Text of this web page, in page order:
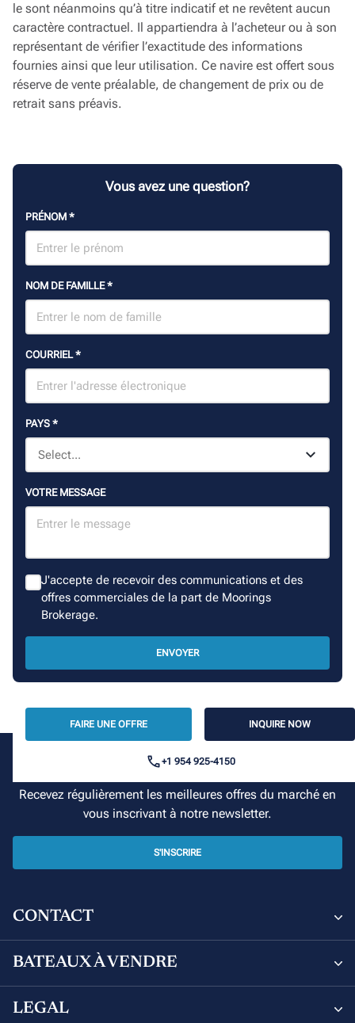
le sont néanmoins qu’à titre indicatif et ne revêtent aucun
caractère contractuel. Il appartiendra à l’acheteur ou à son
représentant de vérifier l’exactitude des informations
fournies ainsi que leur utilisation. Ce navire est offert sous
réserve de vente préalable, de changement de prix ou de
retrait sans préavis.
Vous avez une question?
PRÉNOM *
NOM DE FAMILLE*
COURRIEL*
PAYS *
VOTRE MESSAGE
J'accepte de recevoir des communications et des
offres commerciales de la part de Moorings
Brokerage.
ENVOYER
FAIRE UNE OFFRE INQUIRE NOW
+1 954 925-4150
Votre croisière commence ici
Recevez régulièrement les meilleures offres du marché en
vous inscrivant à notre newsletter.
S'INSCRIRE
CONTACT
Sunsail and Moorings Brokerage
BATEAUX À VENDRE
Bateaux à vendre
LEGAL